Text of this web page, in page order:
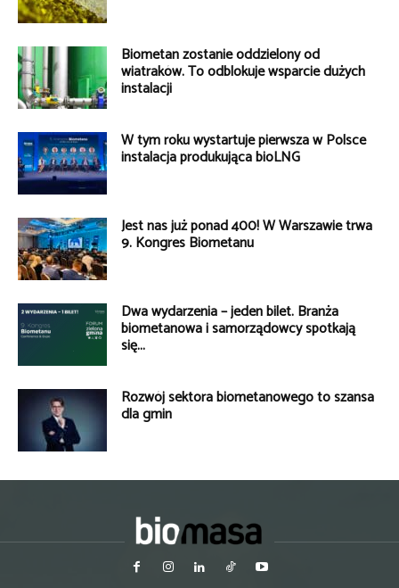
Biometan zostanie oddzielony od
wiatraków. To odblokuje wsparcie dużych
instalacji
W tym roku wystartuje pierwsza w Polsce
instalacja produkująca bioLNG
Jest nas już ponad 400! W Warszawie trwa
9. Kongres Biometanu
Dwa wydarzenia – jeden bilet. Branża
biometanowa i samorządowcy spotkają
się...
Rozwój sektora biometanowego to szansa
dla gmin